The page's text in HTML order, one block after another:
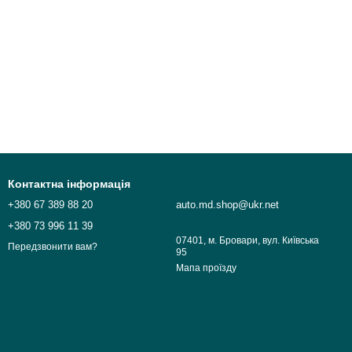
Контактна інформація
+380 67 389 88 20
+380 73 996 11 39
Передзвонити вам?
auto.md.shop@ukr.net
07401, м. Бровари, вул. Київська
95
Мапа проїзду